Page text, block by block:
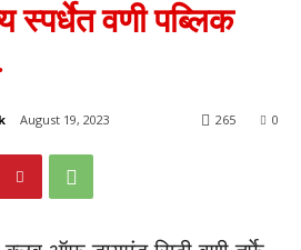
वणी पब्लिक
August 19, 2023 0
265